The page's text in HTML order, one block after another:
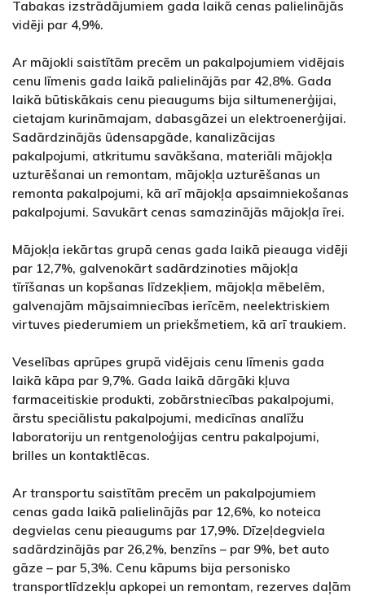
Tabakas izstrādājumiem gada laikā cenas palielinājās
vidēji par 4,9%.
Ar mājokli saistītām precēm un pakalpojumiem vidējais
cenu līmenis gada laikā palielinājās par 42,8%. Gada
laikā būtiskākais cenu pieaugums bija siltumenerģijai,
cietajam kurināmajam, dabasgāzei un elektroenerģijai.
Sadārdzinājās ūdensapgāde, kanalizācijas
pakalpojumi, atkritumu savākšana, materiāli mājokļa
uzturēšanai un remontam, mājokļa uzturēšanas un
remonta pakalpojumi, kā arī mājokļa apsaimniekošanas
pakalpojumi. Savukārt cenas samazinājās mājokļa īrei.
Mājokļa iekārtas grupā cenas gada laikā pieauga vidēji
par 12,7%, galvenokārt sadārdzinoties mājokļa
tīrīšanas un kopšanas līdzekļiem, mājokļa mēbelēm,
galvenajām mājsaimniecības ierīcēm, neelektriskiem
virtuves piederumiem un priekšmetiem, kā arī traukiem.
Veselības aprūpes grupā vidējais cenu līmenis gada
laikā kāpa par 9,7%. Gada laikā dārgāki kļuva
farmaceitiskie produkti, zobārstniecības pakalpojumi,
ārstu speciālistu pakalpojumi, medicīnas analīžu
laboratoriju un rentgenoloģijas centru pakalpojumi,
brilles un kontaktlēcas.
Ar transportu saistītām precēm un pakalpojumiem
cenas gada laikā palielinājās par 12,6%, ko noteica
degvielas cenu pieaugums par 17,9%. Dīzeļdegviela
sadārdzinājās par 26,2%, benzīns – par 9%, bet auto
gāze – par 5,3%. Cenu kāpums bija personisko
transportlīdzekļu apkopei un remontam, rezerves daļām